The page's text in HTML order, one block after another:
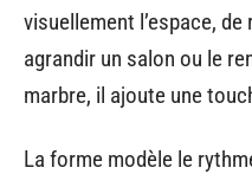
visuellement l’espace,
agrandir un salon ou le
marbre, il ajoute une
La forme modèle le